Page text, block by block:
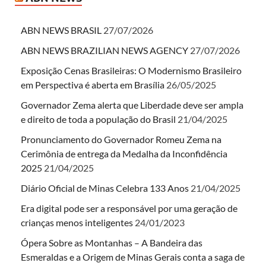
ABN NEWS BRASIL 27/07/2026
ABN NEWS BRAZILIAN NEWS AGENCY 27/07/2026
Exposição Cenas Brasileiras: O Modernismo Brasileiro
em Perspectiva é aberta em Brasília 26/05/2025
Governador Zema alerta que Liberdade deve ser ampla
e direito de toda a população do Brasil 21/04/2025
Pronunciamento do Governador Romeu Zema na
Cerimônia de entrega da Medalha da Inconfidência
2025 21/04/2025
Diário Oficial de Minas Celebra 133 Anos 21/04/2025
Era digital pode ser a responsável por uma geração de
crianças menos inteligentes 24/01/2023
Ópera Sobre as Montanhas – A Bandeira das
Esmeraldas e a Origem de Minas Gerais conta a saga de